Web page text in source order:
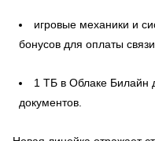
игровые механики и
бонусов для оплаты
1 ТБ в Облаке Билайн
документов.